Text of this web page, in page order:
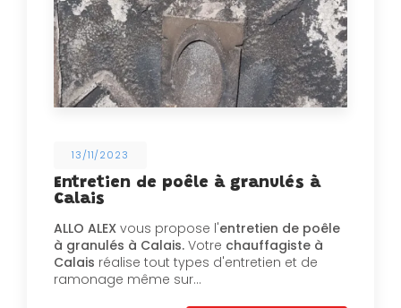
13/11/2023
Entretien de poêle à granulés à
Calais
ALLO ALEX vous propose l'entretien de poêle
à granulés à Calais. Votre chauffagiste à
Calais réalise tout types d'entretien et de
ramonage même sur…